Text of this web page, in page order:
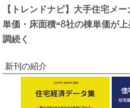
【トレンドナビ】大手住宅メ
単価・床面積=8社の棟単価が
調続く
新刊の紹介